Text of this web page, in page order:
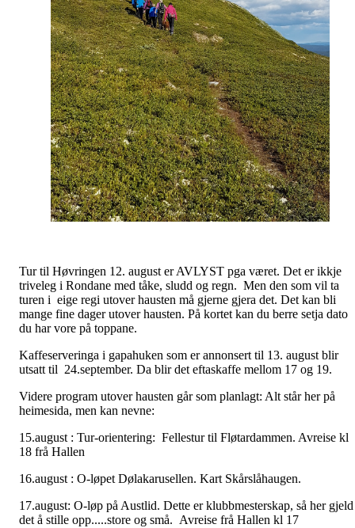
Tur til Høvringen 12. august er AVLYST pga været. Det er ikkje
triveleg i Rondane med tåke, sludd og regn. Men den som vil ta
turen i eige regi utover hausten må gjerne gjera det. Det kan bli
mange fine dager utover hausten. På kortet kan du berre setja dato
du har vore på toppane.
Kaffeserveringa i gapahuken som er annonsert til 13. august blir
utsatt til 24.september. Da blir det eftaskaffe mellom 17 og 19.
Videre program utover hausten går som planlagt: Alt står her på
heimesida, men kan nevne:
15.august : Tur-orientering: Fellestur til Fløtardammen. Avreise kl
18 frå Hallen
16.august : O-løpet Dølakarusellen. Kart Skårslåhaugen.
17.august: O-løp på Austlid. Dette er klubbmesterskap, så her gjeld
det å stille opp.....store og små. Avreise frå Hallen kl 17